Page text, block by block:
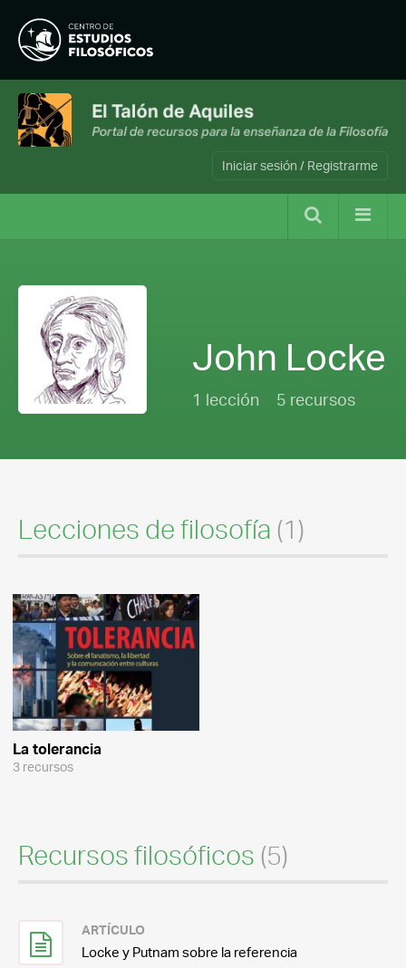
Iniciar sesión / Registrarme
John Locke
1 lección 5 recursos
Lecciones de filosofía (1)
La tolerancia
3 recursos
Recursos filosóficos (5)
ARTÍCULO
Locke y Putnam sobre la referencia